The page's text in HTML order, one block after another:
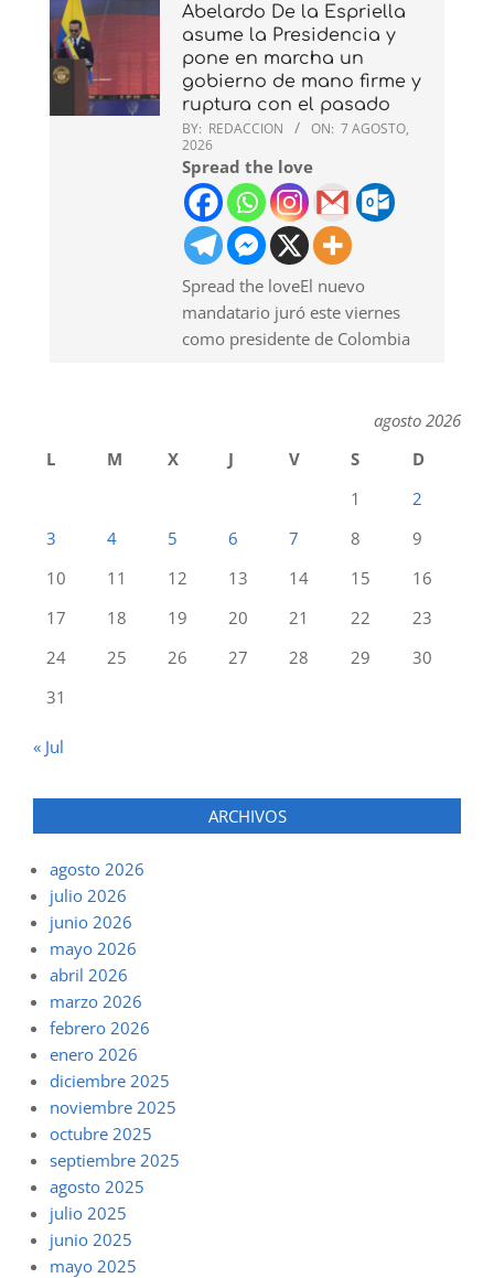
Abelardo De la Espriella
asume la Presidencia y
pone en marcha un
gobierno de mano firme y
ruptura con el pasado
BY: REDACCION ON: 7 AGOSTO,
2026
Spread the love
Spread the loveEl nuevo
mandatario juró este viernes
como presidente de Colombia
agosto 2026
L
M X J V S
D
1
2
3
4 5 6 7 8
9
10
11 12 13 14 15
16
17
18 19 20 21 22
23
24
25 26 27 28 29
30
31
« Jul
ARCHIVOS
agosto 2026
julio 2026
junio 2026
mayo 2026
abril 2026
marzo 2026
febrero 2026
enero 2026
diciembre 2025
noviembre 2025
octubre 2025
septiembre 2025
agosto 2025
julio 2025
junio 2025
mayo 2025